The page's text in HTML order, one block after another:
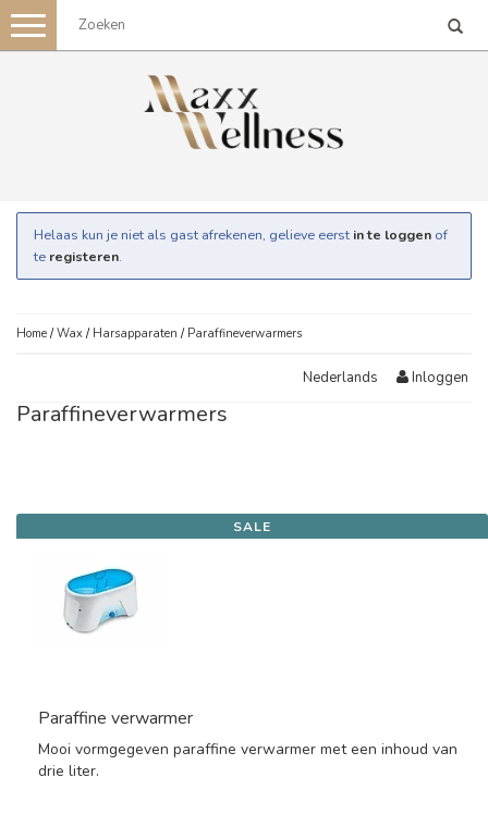
Toggle
navigation
Helaas kun je niet als gast afrekenen, gelieve eerst in te loggen of
te registeren.
Home /Wax / Harsapparaten / Paraffineverwarmers
Nederlands Inloggen
Paraffineverwarmers
SALE
Paraffine verwarmer
Mooi vormgegeven paraffine verwarmer met een inhoud van
drie liter.